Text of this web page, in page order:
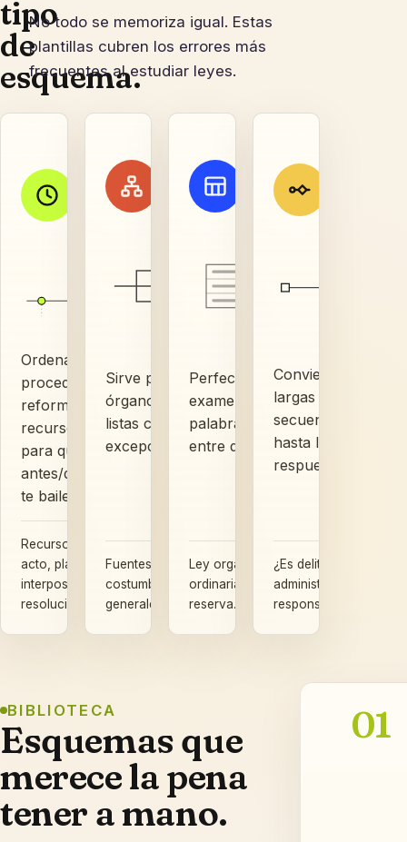
tipo
de
esquema.
No todo se memoriza igual. Estas
plantillas cubren los errores más
frecuentes al estudiar leyes.
tiempo
fechas
Ordena
procedimientos,
reformas,
recursos y fases
para que el
antes/después no
te baile.
Recurso de alzada:
acto, plazo de
interposición,
resolución y silencio.
Mapa de
llaves
clasificaciones
Sirve para tipos,
órganos, competencias y
listas cerradas con
excepciones.
Fuentes del Derecho: ley,
costumbre y principios
generales.
Tabla
comparativa
diferencias
Perfecta cuando el
examen cambia una
palabra y te hace dudar
entre dos conceptos.
Ley orgánica frente a ley
ordinaria: materia, mayoría y
reserva.
Convierte
largas en una
secuencia de sí/no
hasta llegar a la
respuesta.
¿Es delito, infracción
administrativa o
responsabilidad civil?
BIBLIOTECA
Esquemas que
merece la pena
tener a mano.
01